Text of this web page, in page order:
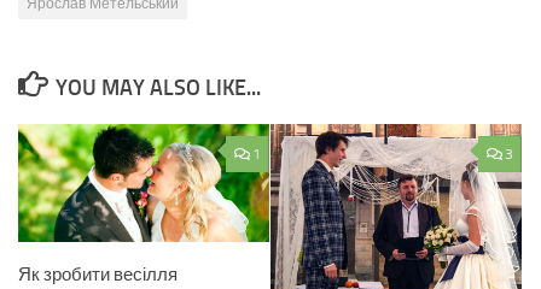
Ярослав Метельський
YOU MAY ALSO LIKE...
1
Як зробити весілля
3